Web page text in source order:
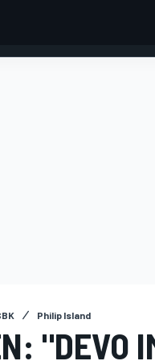
Philip Island
"DEVO